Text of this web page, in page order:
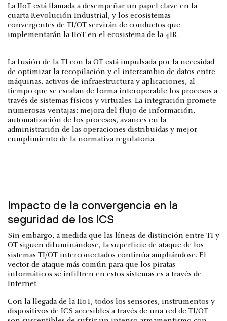
La IIoT está llamada a desempeñar un papel clave en la
cuarta Revolución Industrial, y los ecosistemas
convergentes de TI/OT servirán de conductos que
implementarán la IIoT en el ecosistema de la 4IR.
La fusión de la TI con la OT está impulsada por la necesidad
de optimizar la recopilación y el intercambio de datos entre
máquinas, activos de infraestructura y aplicaciones, al
tiempo que se escalan de forma interoperable los procesos a
través de sistemas físicos y virtuales. La integración promete
numerosas ventajas: mejora del flujo de información,
automatización de los procesos, avances en la
administración de las operaciones distribuidas y mejor
cumplimiento de la normativa regulatoria.
Impacto de la convergencia en la
seguridad de los ICS
Sin embargo, a medida que las líneas de distinción entre TI y
OT siguen difuminándose, la superficie de ataque de los
sistemas TI/OT interconectados continúa ampliándose. El
vector de ataque más común para que los piratas
informáticos se infiltren en estos sistemas es a través de
Internet.
Con la llegada de la IIoT, todos los sensores, instrumentos y
dispositivos de ICS accesibles a través de una red de TI/OT